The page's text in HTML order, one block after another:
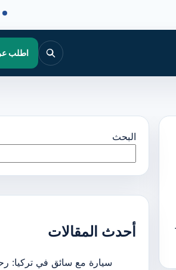
اطلب
البحث
أحدث المقالات
سيارة مع سائق في تركيا: